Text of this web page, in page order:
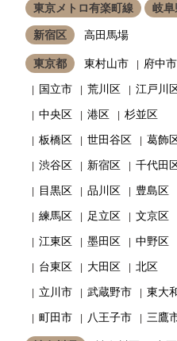
東京メトロ有楽町線 岐阜
新宿区 高田馬場
東京都 東村山市
府中市
国立市
荒川区
江戸川
中央区
港区
杉並区
板橋区
世田谷区
葛飾
渋谷区
新宿区
千代田
目黒区
品川区
豊島区
練馬区
足立区
文京区
江東区
墨田区
中野区
台東区
大田区
北区
立川市
武蔵野市
東大
町田市
八王子市 三鷹